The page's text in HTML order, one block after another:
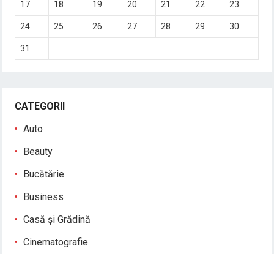
17 18 19 20 21 22 23
24 25 26 27 28 29 30
31
CATEGORII
Auto
Beauty
Bucătărie
Business
Casă și Grădină
Cinematografie